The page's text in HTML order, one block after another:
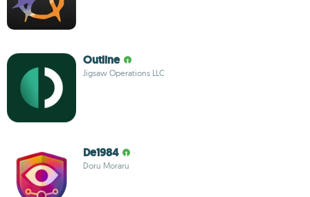
Outline
Jigsaw Operations LLC
De1984
Doru Moraru